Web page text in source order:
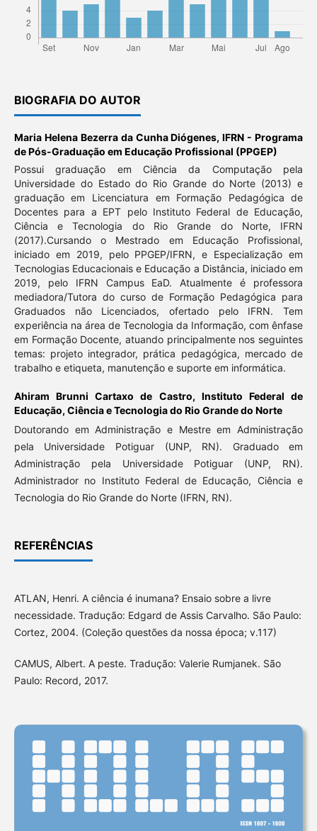
BIOGRAFIA DO AUTOR
Maria Helena Bezerra da Cunha Diógenes,IFRN - Programa
de Pós-Graduação em Educação Profissional (PPGEP)
Possui graduação em Ciência da Computação pela
Universidade do Estado do Rio Grande do Norte (2013) e
graduação em Licenciatura em Formação Pedagógica de
Docentes para a EPT pelo Instituto Federal de Educação,
Ciência e Tecnologia do Rio Grande do Norte, IFRN
(2017).Cursando o Mestrado em Educação Profissional,
iniciado em 2019, pelo PPGEP/IFRN, e Especialização em
Tecnologias Educacionais e Educação a Distância, iniciado em
2019, pelo IFRN Campus EaD. Atualmente é professora
mediadora/Tutora do curso de Formação Pedagógica para
Graduados não Licenciados, ofertado pelo IFRN. Tem
experiência na área de Tecnologia da Informação, com ênfase
em Formação Docente, atuando principalmente nos seguintes
temas: projeto integrador, prática pedagógica, mercado de
trabalho e etiqueta, manutenção e suporte em informática.
Ahiram Brunni Cartaxo de Castro, Instituto Federal de
Educação, Ciência e Tecnologia do Rio Grande do Norte
Doutorando em Administração e Mestre em Administração
pela Universidade Potiguar (UNP, RN). Graduado em
Administração pela Universidade Potiguar (UNP, RN).
Administrador no Instituto Federal de Educação, Ciência e
Tecnologia do Rio Grande do Norte (IFRN, RN).
REFERÊNCIAS
ATLAN, Henri. A ciência é inumana? Ensaio sobre a livre
necessidade. Tradução: Edgard de Assis Carvalho. São Paulo:
Cortez, 2004. (Coleção questões da nossa época; v.117)
CAMUS, Albert. A peste. Tradução: Valerie Rumjanek. São
Paulo: Record, 2017.